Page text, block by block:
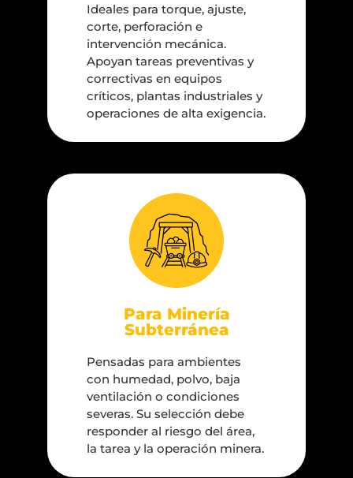
Ideales para torque, ajuste,
corte, perforación e
intervención mecánica.
Apoyan tareas preventivas y
correctivas en equipos
críticos, plantas industriales y
operaciones de alta exigencia.
Para Minería
Subterránea
Pensadas para ambientes
con humedad, polvo, baja
ventilación o condiciones
severas. Su selección debe
responder al riesgo del área,
la tarea y la operación minera.